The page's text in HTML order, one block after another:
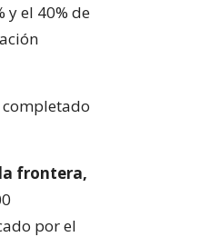
y el 40% de
completado
frontera,
por el